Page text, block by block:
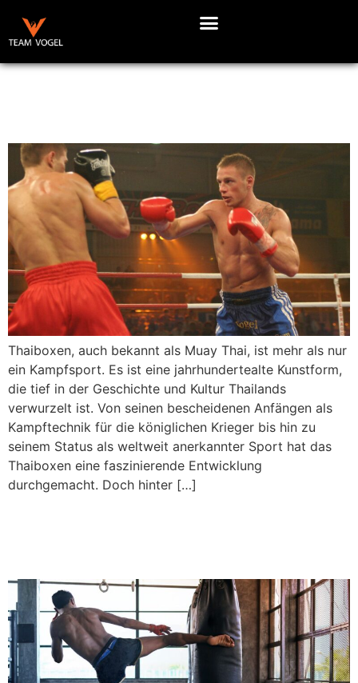
Thaiboxen, auch bekannt als Muay Thai, ist mehr als nur
ein Kampfsport. Es ist eine jahrhundertealte Kunstform,
die tief in der Geschichte und Kultur Thailands
verwurzelt ist. Von seinen bescheidenen Anfängen als
Kampftechnik für die königlichen Krieger bis hin zu
seinem Status als weltweit anerkannter Sport hat das
Thaiboxen eine faszinierende Entwicklung
durchgemacht. Doch hinter […]